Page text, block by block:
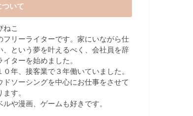
ついて
ねこ
フリーライターです。家にいながら仕
、という夢を叶えるべく、会社員を辞
イターを始めました。
０年、接客業で３年働いていました。
ドソーシングを中心にお仕事をさせて
す。
ルや漫画、ゲームも好きです。